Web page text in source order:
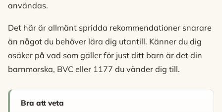
användas.
Det här är allmänt spridda rekommendationer snarare
än något du behöver lära dig utantill. Känner du dig
osäker på vad som gäller för just ditt barn är det din
barnmorska, BVC eller 1177 du vänder dig till.
Bra att veta